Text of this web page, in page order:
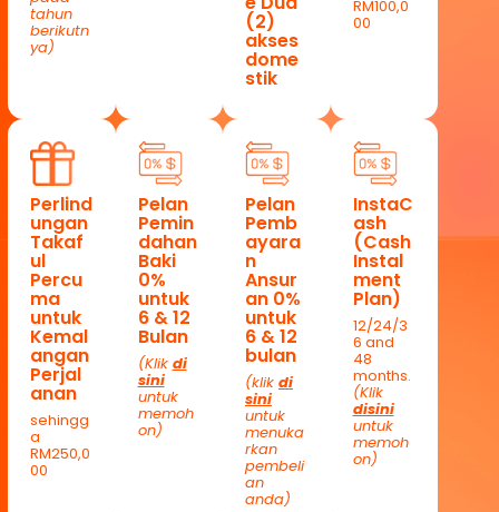
tahun
berikutn
ya)
(2)
akses
dome
stik
RM100,0
00
Perlind
ungan
Takaf
ul
Percu
ma
untuk
Kemal
angan
Perjal
anan
sehingg
a
RM250,0
00
Pelan
Pemin
dahan
Baki
0%
untuk
6 & 12
Bulan
(Klik di
sini
untuk
memoh
on)
Pelan
Pemb
ayara
n
Ansur
an 0%
untuk
6 & 12
bulan
(klik di
sini
untuk
menuka
rkan
pembeli
an
anda)
InstaC
ash
(Cash
Instal
ment
Plan)
12/24/3
6 and
48
months.
(Klik
disini
untuk
memoh
on)